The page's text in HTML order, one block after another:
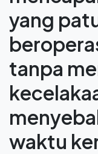
yang
tanpa
waktu